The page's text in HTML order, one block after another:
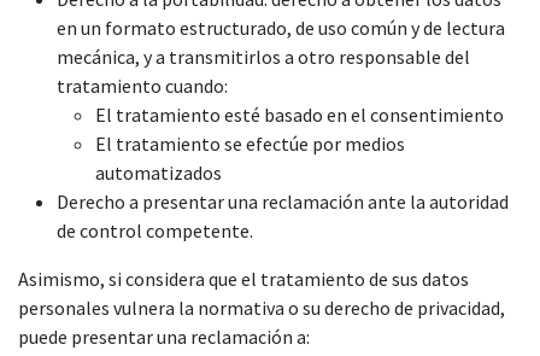
en un formato estructurado, de uso común y de lectura
mecánica, y a transmitirlos a otro responsable del
tratamiento cuando:
El tratamiento esté basado en el consentimiento
El tratamiento se efectúe por medios
automatizados
Derecho a presentar una reclamación ante la autoridad
de control competente.
Asimismo, si considera que el tratamiento de sus datos
personales vulnera la normativa o su derecho de privacidad,
puede presentar una reclamación a: